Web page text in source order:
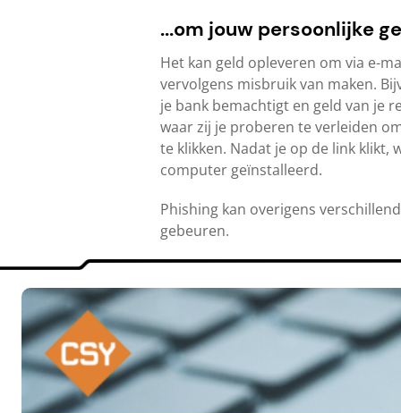
...om jouw persoonlijke
Het kan geld opleveren om via e-
vervolgens misbruik van maken.
je bank bemachtigt en geld van je
waar zij je proberen te verleiden
te klikken. Nadat je op de link
computer geïnstalleerd.
Phishing kan overigens
gebeuren.